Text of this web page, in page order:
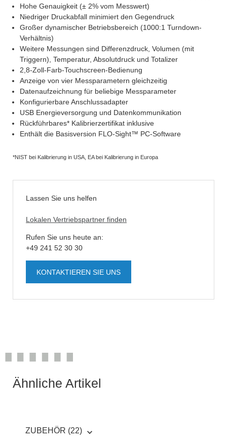
Hohe Genauigkeit (± 2% vom Messwert)
Niedriger Druckabfall minimiert den Gegendruck
Großer dynamischer Betriebsbereich (1000:1 Turndown-
Verhältnis)
Weitere Messungen sind Differenzdruck, Volumen (mit
Triggern), Temperatur, Absolutdruck und Totalizer
2,8-Zoll-Farb-Touchscreen-Bedienung
Anzeige von vier Messparametern gleichzeitig
Datenaufzeichnung für beliebige Messparameter
Konfigurierbare Anschlussadapter
USB Energieversorgung und Datenkommunikation
Rückführbares* Kalibrierzertifikat inklusive
Enthält die Basisversion FLO-Sight™ PC-Software
*NIST bei Kalibrierung in USA, EA bei Kalibrierung in Europa
Lassen Sie uns helfen
Lokalen Vertriebspartner finden
Rufen Sie uns heute an:
+49 241 52 30 30
KONTAKTIEREN SIE UNS
Ähnliche Artikel
ZUBEHÖR (22)